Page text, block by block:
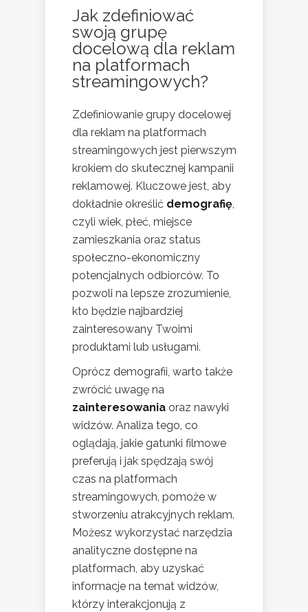
Jak zdefiniować
swoją grupę
docelową dla reklam
na platformach
streamingowych?
Zdefiniowanie grupy docelowej
dla reklam na platformach
streamingowych jest pierwszym
krokiem do skutecznej kampanii
reklamowej. Kluczowe jest, aby
dokładnie określić demografię,
czyli wiek, płeć, miejsce
zamieszkania oraz status
społeczno-ekonomiczny
potencjalnych odbiorców. To
pozwoli na lepsze zrozumienie,
kto będzie najbardziej
zainteresowany Twoimi
produktami lub usługami.
Oprócz demografii, warto także
zwrócić uwagę na
zainteresowania oraz nawyki
widzów. Analiza tego, co
oglądają, jakie gatunki filmowe
preferują i jak spędzają swój
czas na platformach
streamingowych, pomoże w
stworzeniu atrakcyjnych reklam.
Możesz wykorzystać narzędzia
analityczne dostępne na
platformach, aby uzyskać
informacje na temat widzów,
którzy interakcjonują z